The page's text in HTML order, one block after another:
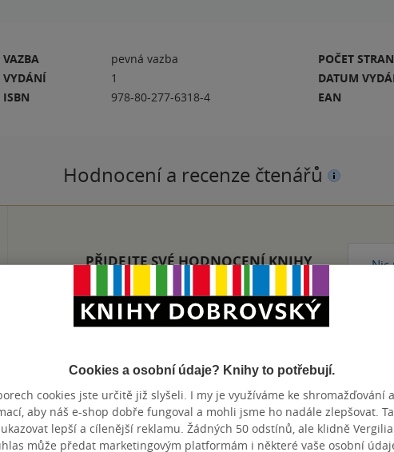
VAZBA
pevná vazba
VYDÁNÍ
1
ISBN
978-80-277-6318-4
POČET STRAN
DATUM
EAN
Hodnocení a recenze čtenářů
PŘIDEJTE SVÉ HODNOCENÍ KNIHY Nic
Přidat hodnocení
Cookies a osobní údaje? Knihy to potřebují.
cookies jste určitě již slyšeli. I my je využíváme ke shromažďování
aby náš e-shop dobře fungoval a mohli jsme ho nadále zlepšovat.
lepší a cílenější reklamu. Žádných 50 odstínů, ale klidně Vergilia
může předat marketingovým platformám i některé vaše osobní